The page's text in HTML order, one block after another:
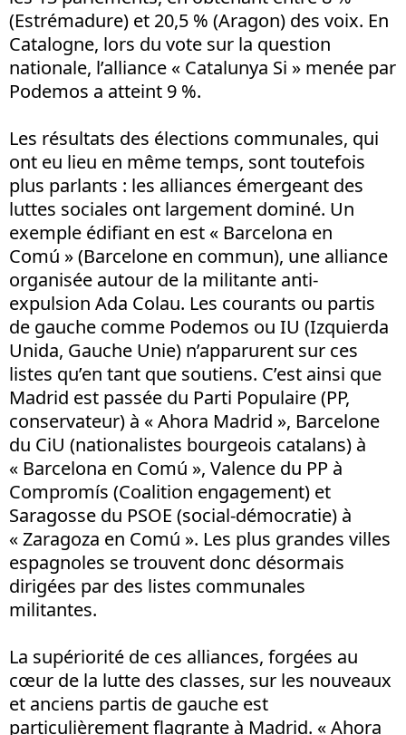
(Estrémadure) et 20,5 % (Aragon) des voix. En
Catalogne, lors du vote sur la question
nationale, l’alliance « Catalunya Si » menée par
Podemos a atteint 9 %.
Les résultats des élections communales, qui
ont eu lieu en même temps, sont toutefois
plus parlants : les alliances émergeant des
luttes sociales ont largement dominé. Un
exemple édifiant en est « Barcelona en
Comú » (Barcelone en commun), une alliance
organisée autour de la militante anti-
expulsion Ada Colau. Les courants ou partis
de gauche comme Podemos ou IU (Izquierda
Unida, Gauche Unie) n’apparurent sur ces
listes qu’en tant que soutiens. C’est ainsi que
Madrid est passée du Parti Populaire (PP,
conservateur) à « Ahora Madrid », Barcelone
du CiU (nationalistes bourgeois catalans) à
« Barcelona en Comú », Valence du PP à
Compromís (Coalition engagement) et
Saragosse du PSOE (social-démocratie) à
« Zaragoza en Comú ». Les plus grandes villes
espagnoles se trouvent donc désormais
dirigées par des listes communales
militantes.
La supériorité de ces alliances, forgées au
cœur de la lutte des classes, sur les nouveaux
et anciens partis de gauche est
particulièrement flagrante à Madrid. « Ahora